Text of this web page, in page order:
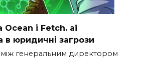
Ocean і Fetch. ai
в юридичні загрози
генеральним директором